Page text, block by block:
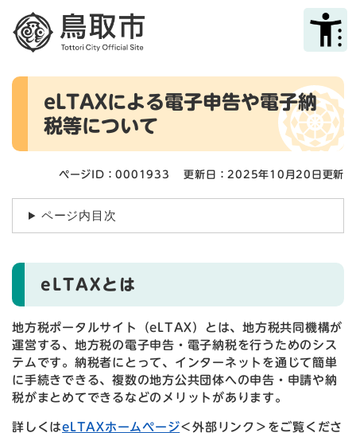
メニューを飛ばして本文へ
本
eLTAXによる電子申告や電子納
税等について
ページID：0001933 更新日：2025年10月20日更新
ページ内目次
eLTAXとは
地方税ポータルサイト（eLTAX）とは、地方税共同機構が
運営する、地方税の電子申告・電子納税を行うためのシス
テムです。納税者にとって、インターネットを通じて簡単
に手続きできる、複数の地方公共団体への申告・申請や納
税がまとめてできるなどのメリットがあります。
詳しくはeLTAXホームページ＜外部リンク＞ をご覧くださ